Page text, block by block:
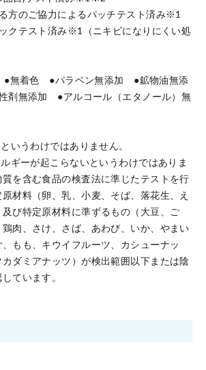
方のご協力によるパッチテスト済み※1
クテスト済み※1（ニキビになりにくい処
無着色 ●パラベン無添加 ●鉱物油無添
剤無添加 ●アルコール（エタノール）無
いうわけではありません。
ギーが起こらないというわけではありま
を含む食品の検査法に準じたテストを行
材料（卵、乳、小麦、そば、落花生、え
び特定原材料に準ずるもの（大豆、ご
肉、さけ、さば、あわび、いか、やまい
もも、キウイフルーツ、カシューナッ
ダミアナッツ）が検出範囲以下または陰
ています。